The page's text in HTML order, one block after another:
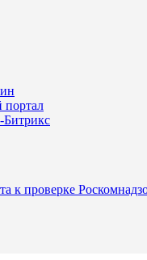
портал
к проверке